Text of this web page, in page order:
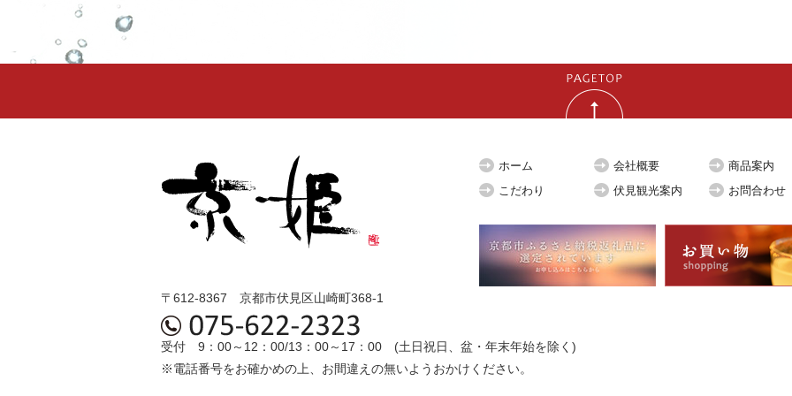
〒612-8367 京都市伏見区山崎町368-1
受付 9：00～12：00/13：00～17：00 (土日祝日、盆・年末年始を除く)
※電話番号をお確かめの上、お間違えの無いようおかけください。
ホーム 会社概要
商品案内
こだわり
伏見観光案内 お問合わせ